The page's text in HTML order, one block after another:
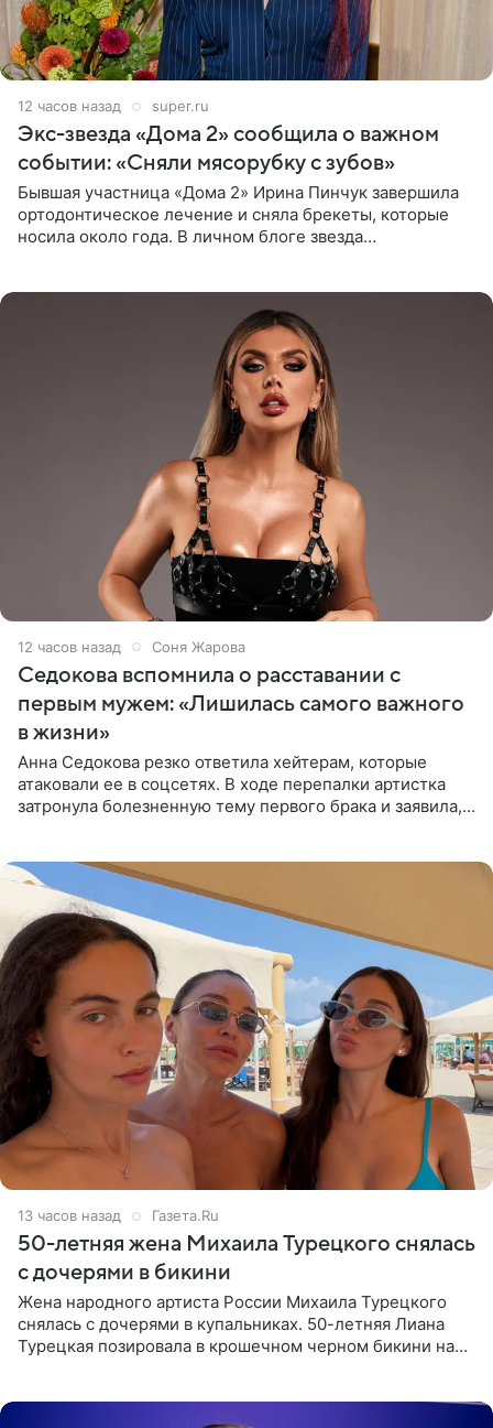
12 часов назад super.ru
Экс-звезда «Дома 2» сообщила о важном
событии: «Сняли мясорубку с зубов»
Бывшая участница «Дома 2» Ирина Пинчук завершила
ортодонтическое лечение и сняла брекеты, которые
носила около года. В личном блоге звезда
12 часов назад Соня Жарова
Седокова вспомнила о расставании с
первым мужем: «Лишилась самого важного
в жизни»
Анна Седокова резко ответила хейтерам, которые
атаковали ее в соцсетях. В ходе перепалки артистка
затронула болезненную тему первого брака и заявила,
13 часов назад Газета.Ru
50-летняя жена Михаила Турецкого снялась
с дочерями в бикини
Жена народного артиста России Михаила Турецкого
снялась с дочерями в купальниках. 50-летняя Лиана
Турецкая позировала в крошечном черном бикини на